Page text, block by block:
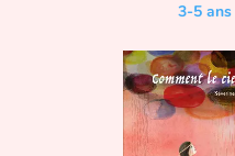
Bibliothèque
3-5 ans